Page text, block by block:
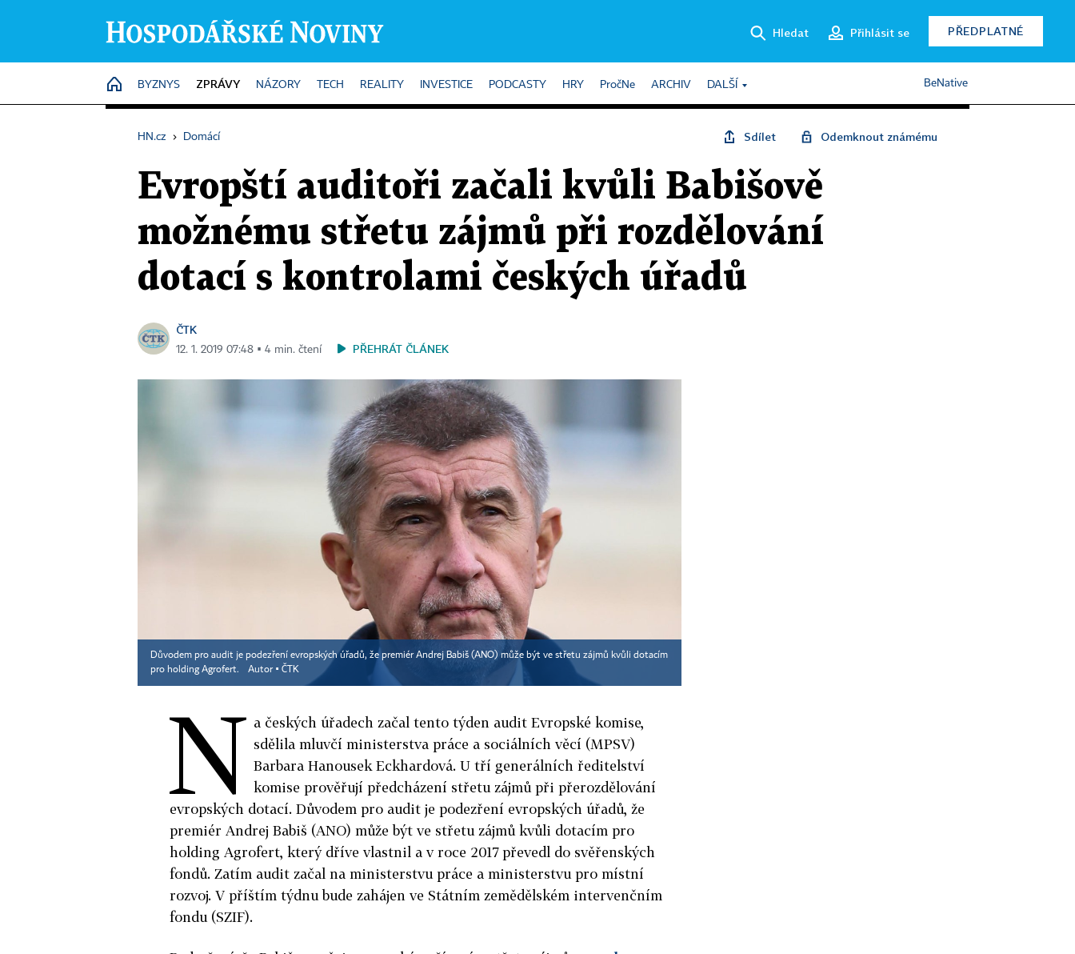
Hledat Přihlásit se PŘEDPLATNÉ
HOME
BYZNYS ZPRÁVY NÁZORY TECH REALITY INVESTICE PODCASTY HRY PročNe ARCHIV DALŠÍ BeNative
HN.cz › Domácí Sdílet Odemknout známému
Evropští auditoři začali kvůli Babišově
možnému střetu zájmů při rozdělování
dotací s kontrolami českých úřadů
ČTK
12. 1. 2019 07:48 ▪ 4 min. čtení PŘEHRÁT ČLÁNEK
Důvodem pro audit je podezření evropských úřadů, že premiér Andrej Babiš (ANO) může být ve střetu zájmů kvůli dotacím
pro holding Agrofert.
Autor ▪ ČTK
N a českých úřadech začal tento týden audit Evropské komise,
sdělila mluvčí ministerstva práce a sociálních věcí (MPSV)
Barbara Hanousek Eckhardová. U tří generálních ředitelství
komise prověřují předcházení střetu zájmů při přerozdělování
evropských dotací. Důvodem pro audit je podezření evropských úřadů, že
premiér Andrej Babiš (ANO) může být ve střetu zájmů kvůli dotacím pro
holding Agrofert, který dříve vlastnil a v roce 2017 převedl do svěřenských
fondů. Zatím audit začal na ministerstvu práce a ministerstvu pro místní
rozvoj. V příštím týdnu bude zahájen ve Státním zemědělském intervenčním
fondu (SZIF).